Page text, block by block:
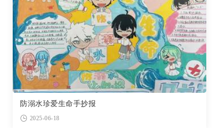
防溺水珍爱生命手抄报
2025-06-18